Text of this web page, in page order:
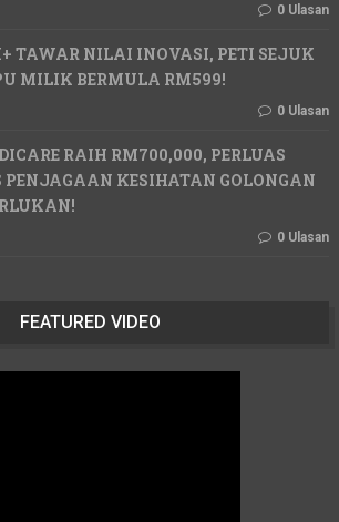
0 Ulasan
TAWAR NILAI INOVASI, PETI SEJUK
MILIK BERMULA RM599!
0 Ulasan
RAIH RM700,000, PERLUAS
PENJAGAAN KESIHATAN GOLONGAN
0 Ulasan
FEATURED VIDEO